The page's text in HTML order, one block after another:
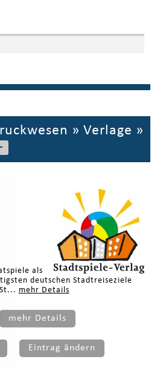
» Verlage »
als
deutschen Stadtreiseziele
mehr Details
mehr Details
Eintrag ändern